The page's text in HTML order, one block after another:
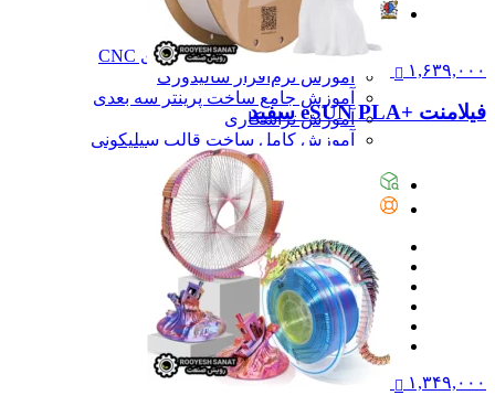
آموزش
آموزش نرم‌افزار G-code برای CNC
آموزش نرم‌افزار سالیدورک
آموزش جامع ساخت پرینتر سه بعدی
آموزش تراشکاری
آموزش کامل ساخت قالب سیلیکونی
پیگیری سفارشات
۱,۶۳۹,۰۰۰
فیلامنت +eSUN PLA سفید
۱,۳۴۹,۰۰۰